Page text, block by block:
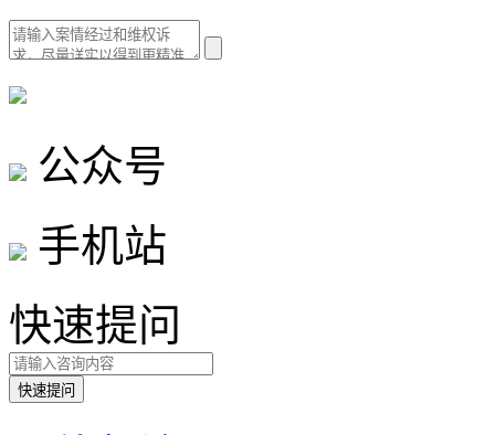
公众号
手机站
快速提问